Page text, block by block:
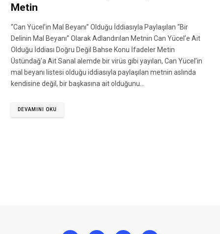
Metin
“Can Yücel’in Mal Beyanı” Olduğu İddiasıyla Paylaşılan “Bir
Delinin Mal Beyanı” Olarak Adlandırılan Metnin Can Yücel’e Ait
Olduğu İddiası Doğru Değil Bahse Konu İfadeler Metin
Üstündağ’a Ait Sanal alemde bir virüs gibi yayılan, Can Yücel’in
mal beyanı listesi olduğu iddiasıyla paylaşılan metnin aslında
kendisine değil, bir başkasına ait olduğunu…
DEVAMINI OKU